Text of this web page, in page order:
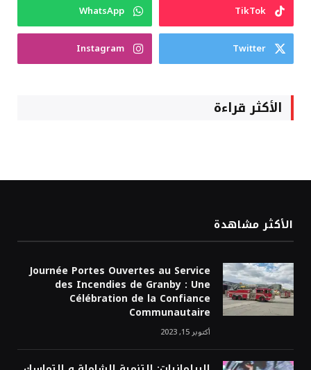
TikTok
WhatsApp
Twitter
Instagram
الأكثر قراءة
الأكثر مشاهدة
Journée Portes Ouvertes au Service
des Incendies de Granby : Une
Célébration de la Confiance
Communautaire
أكتوبر 15, 2023